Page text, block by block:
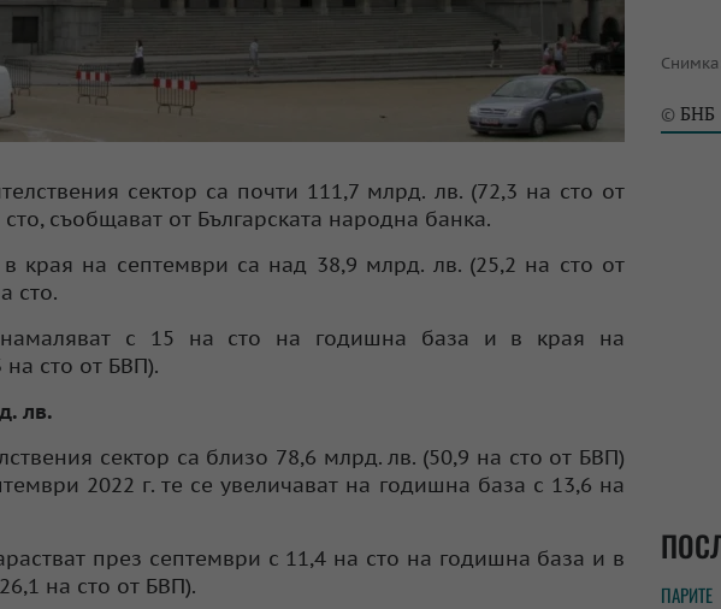
© БНБ
сектор са почти 111,7 млрд. лв. (72,3 на сто от
съобщават от Българската народна банка.
края на септември са над 38,9 млрд. лв. (25,2 на сто от
сто.
намаляват с 15 на сто на годишна база и в края на
сто от БВП).
лв.
сектор са близо 78,6 млрд. лв. (50,9 на сто от БВП)
2022 г. те се увеличават на годишна база с 13,6 на
през септември с 11,4 на сто на годишна база и в
на сто от БВП).
ПАРИТЕ